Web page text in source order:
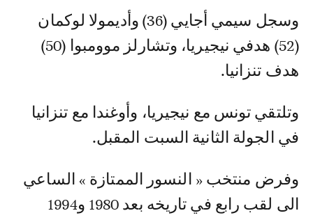
وسجل سيمي أجايي (36) وأديمولا لوكمان
(52) هدفي نيجيريا، وتشارلز موومبوا (50)
هدف تنزانيا.
وتلتقي تونس مع نيجيريا، وأوغندا مع تنزانيا
في الجولة الثانية السبت المقبل.
وفرض منتخب « النسور الممتازة » الساعي
الى لقب رابع في تاريخه بعد 1980 و1994